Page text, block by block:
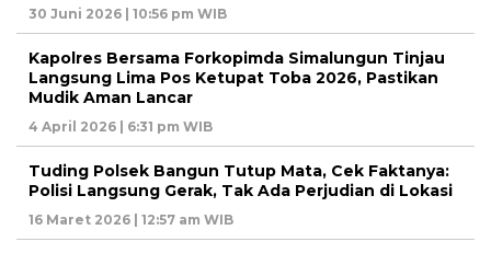
30 Juni 2026 | 10:56 pm WIB
Kapolres Bersama Forkopimda Simalungun Tinjau
Langsung Lima Pos Ketupat Toba 2026, Pastikan
Mudik Aman Lancar
4 April 2026 | 6:31 pm WIB
Tuding Polsek Bangun Tutup Mata, Cek Faktanya:
Polisi Langsung Gerak, Tak Ada Perjudian di Lokasi
16 Maret 2026 | 12:57 am WIB